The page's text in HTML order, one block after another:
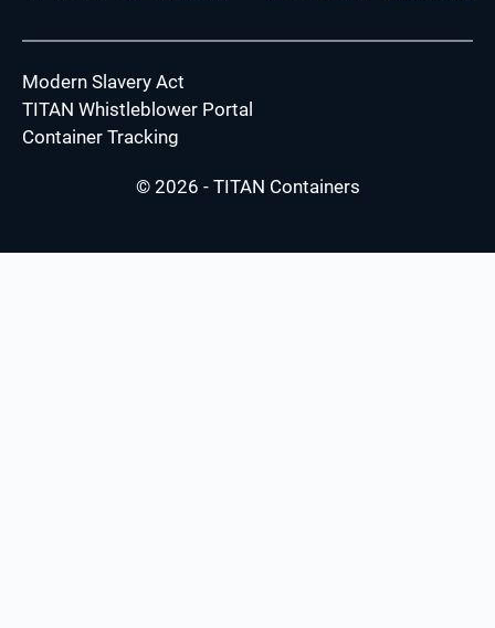
Modern Slavery Act
TITAN Whistleblower Portal
Container Tracking
© 2026 - TITAN Containers